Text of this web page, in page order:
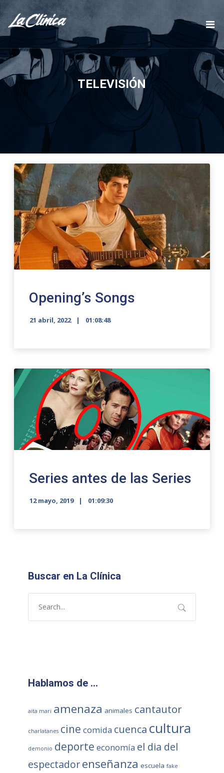
TELEVISIÓN
Opening’s Songs
21 abril, 2022 01:08:48
Series antes de las Series
12 mayo, 2019 01:09:30
Buscar en La Clínica
Hablamos de …
aita mari amenaza animales cantautor
charlatanes cine comida cuenca cultura
demonio deporte economía el dia del
espectador enseñanza escuela fake